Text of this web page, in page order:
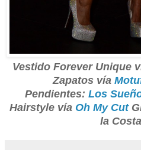
Vestido Forever Unique
Zapatos vía
Pendientes: Los
Hairstyle vía Oh My Cut
la